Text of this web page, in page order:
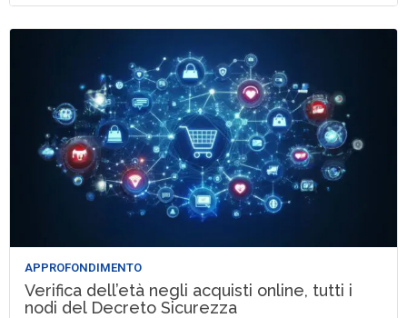
APPROFONDIMENTO
Verifica dell’età negli acquisti online, tutti i
nodi del Decreto Sicurezza